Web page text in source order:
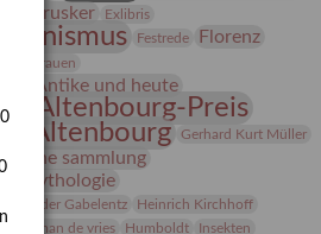
estrusker Exlibris
Festrede Florenz
frauen
der Antike und heute
Altenbourg-Preis
Altenbourg
Gerhard Kurt Müller
sammlung
Mythologie
von der Gabelentz Heinrich Kirchhoff
herman de vries Humboldt
Insekten